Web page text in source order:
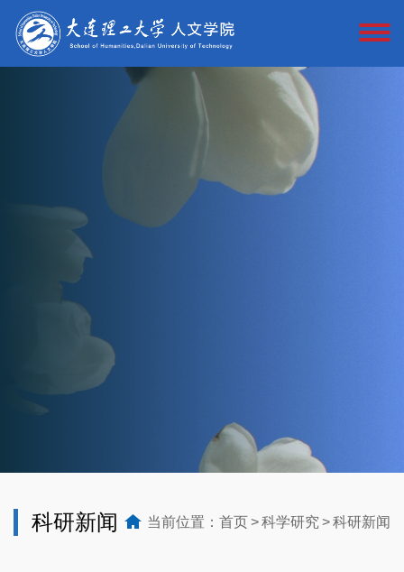
科研新闻 当前位置： 首页 科学研究 科研新闻